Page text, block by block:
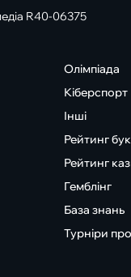
R40-06375
Олімпіада
Кіберспорт
Інші
Рейтинг
Рейтинг
Гемблінг
База знань
Турніри